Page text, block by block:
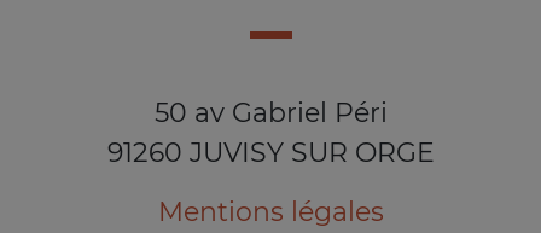
50 av Gabriel Péri
91260 JUVISY SUR ORGE
Mentions légales